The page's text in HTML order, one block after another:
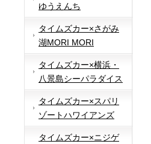
ゆうえんち
タイムズカー×さがみ
湖MORI MORI
タイムズカー×横浜・
八景島シーパラダイス
タイムズカー×スパリ
ゾートハワイアンズ
タイムズカー×ニジゲ